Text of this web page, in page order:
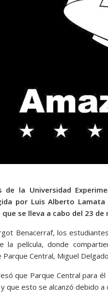
de la Universidad
por Luis Alberto
se lleva a cabo del 23 de
Benacerraf, los
la película, donde
Parque Central, Miguel
que Parque Central para
que esto se alcanzó debido a